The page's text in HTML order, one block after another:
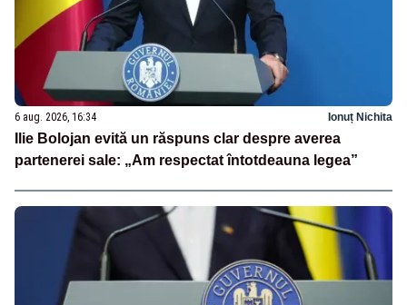
6 aug. 2026, 16:34 Ionuț Nichita
Ilie Bolojan evită un răspuns clar despre averea
partenerei sale: „Am respectat întotdeauna legea”